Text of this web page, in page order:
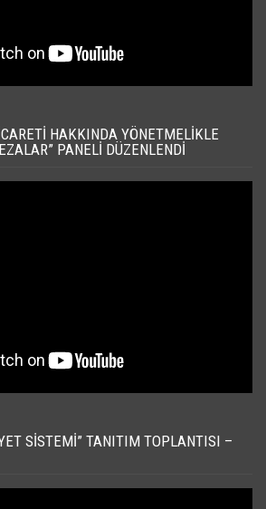
HAKKINDA YÖNETMELIKLE
PANELI DÜZENLENDI
SISTEMI” TANITIM TOPLANTISI –